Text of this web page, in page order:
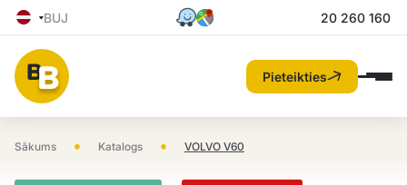
BUJ 20 260 160
Pieteikties
Sākums • Katalogs • VOLVO V60